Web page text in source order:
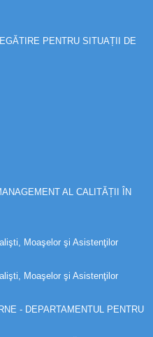
PENTRU SITUAȚII DE
AL CALITĂȚII ÎN
Moaşelor şi Asistenţilor
Moaşelor şi Asistenţilor
- DEPARTAMENTUL PENTRU